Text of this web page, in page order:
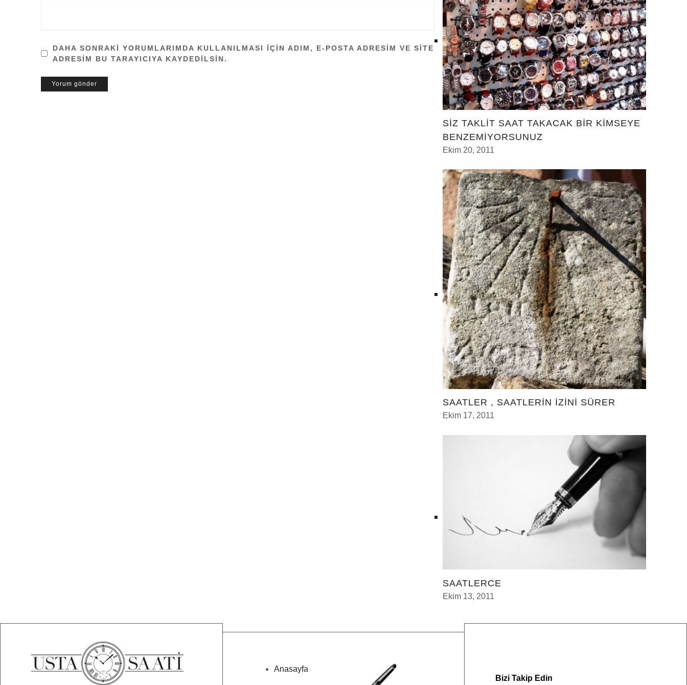
DAHA SONRAKI YORUMLARIMDA KULLANILMASI IÇIN ADIM, E-POSTA ADRESIM VE SITE
ADRESIM BU TARAYICIYA KAYDEDILSIN.
SİZ TAKLİT SAAT TAKACAK BİR KİMSEYE
BENZEMİYORSUNUZ
Ekim 20, 2011
SAATLER , SAATLERİN İZİNİ SÜRER
Ekim 17, 2011
SAATLERCE
Ekim 13, 2011
Anasayfa
Bizi Takip Edin